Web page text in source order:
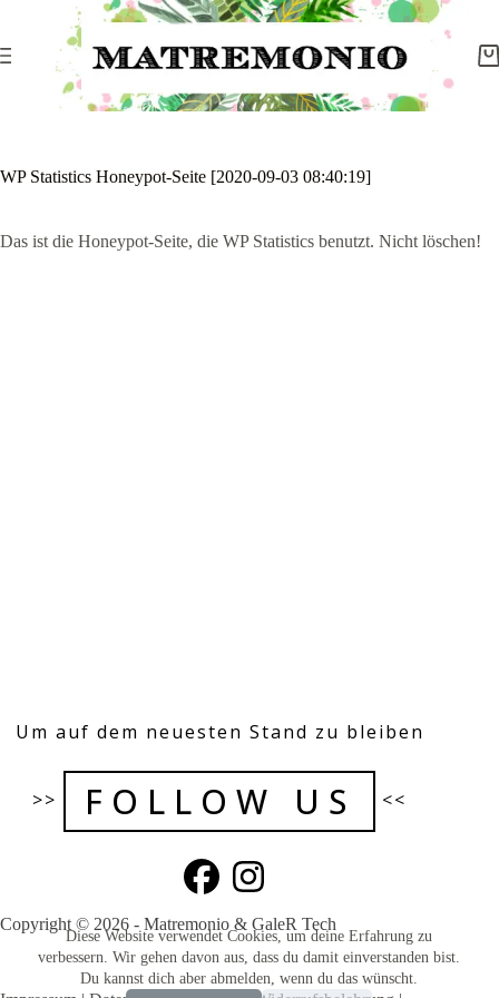
Diese Website verwendet Cookies, um deine Erfahrung zu
verbessern. Wir gehen davon aus, dass du damit einverstanden bist.
Du kannst dich aber abmelden, wenn du das wünscht.
WP Statistics Honeypot-Seite [2020-09-03 08:40:19]
Das ist die Honeypot-Seite, die WP Statistics benutzt. Nicht löschen!
Um auf dem neuesten Stand zu bleiben
>> FOLLOW US <<
Copyright © 2026 - Matremonio & GaleR Tech